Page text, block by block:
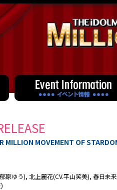
MILLION MOVEMENT OF
原ゆう), 北上麗花(CV.平山笑美), 春日未